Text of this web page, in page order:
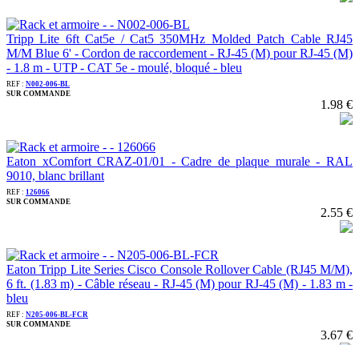
Tripp Lite 6ft Cat5e / Cat5 350MHz Molded Patch Cable RJ45
M/M Blue 6' - Cordon de raccordement - RJ-45 (M) pour RJ-45 (M)
- 1.8 m - UTP - CAT 5e - moulé, bloqué - bleu
REF : N002-006-BL
SUR COMMANDE
1.98 €
Eaton xComfort CRAZ-01/01 - Cadre de plaque murale - RAL
9010, blanc brillant
REF : 126066
SUR COMMANDE
2.55 €
Eaton Tripp Lite Series Cisco Console Rollover Cable (RJ45 M/M),
6 ft. (1.83 m) - Câble réseau - RJ-45 (M) pour RJ-45 (M) - 1.83 m -
bleu
REF : N205-006-BL-FCR
SUR COMMANDE
3.67 €